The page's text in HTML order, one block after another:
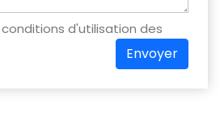
d'utilisation des
Envoyer